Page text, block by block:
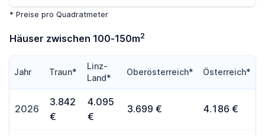
* Preise pro Quadratmeter
Häuser zwischen 100-150m2
Jahr Traun*
Linz-
Land*
Oberösterreich* Österreich*
2026
3.842
€
4.095
€
3.699 € 4.186 €